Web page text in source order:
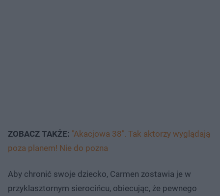
ZOBACZ TAKŻE: "Akacjowa 38". Tak aktorzy wyglądają
poza planem! Nie do pozna
Aby chronić swoje dziecko, Carmen zostawia je w
przyklasztornym sierocińcu, obiecując, że pewnego